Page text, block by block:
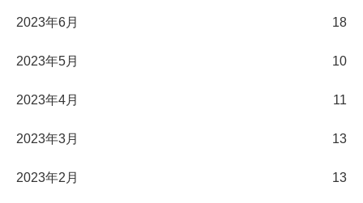
2023年6月 18
2023年5月 10
2023年4月 11
2023年3月 13
2023年2月 13